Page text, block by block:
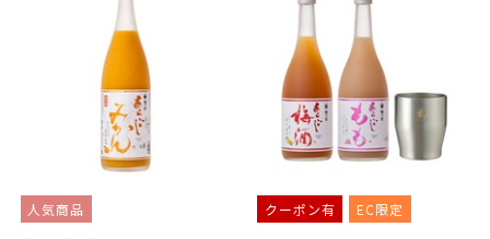
人気商品 クーポン有 EC限定